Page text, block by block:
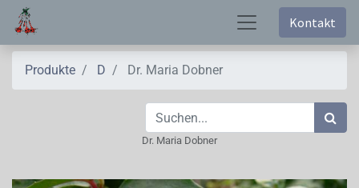
Kontakt
Produkte D Dr. Maria Dobner
Dr. Maria Dobner